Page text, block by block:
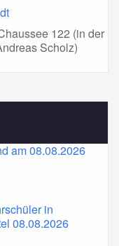
122 (in der
Scholz)
am 08.08.2026
in
08.08.2026